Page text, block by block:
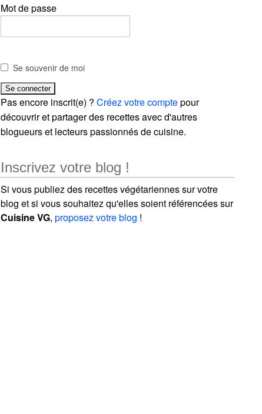
Mot de passe
Se souvenir de moi
Pas encore inscrit(e) ?Créez votre comptepour
découvrir et partager des recettes avec d'autres
blogueurs et lecteurs passionnés de cuisine.
Inscrivez votre blog !
Si vous publiez des recettes végétariennes sur votre
blog et si vous souhaitez qu'elles soient référencées sur
Cuisine VG,proposez votre blog !